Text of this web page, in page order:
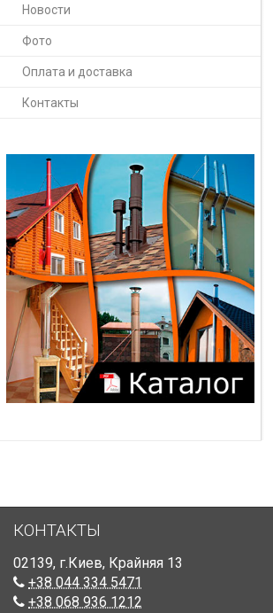
Новости
Фото
Оплата и доставка
Контакты
КОНТАКТЫ
02139, г.Киев, Крайняя 13
+38 044 334 5471
+38 068 936 1212